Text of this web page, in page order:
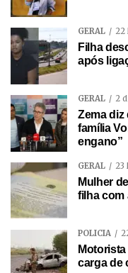
GERAL 22
Filha
após
GERAL 2
Zema diz
família
engano”
GERAL 23
Mulher
filha com
POLÍCIA
carga de